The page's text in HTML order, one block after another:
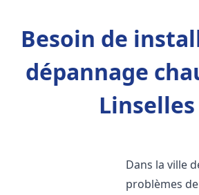
Besoin de
dépannage
Linselles
Dans la ville
problèmes